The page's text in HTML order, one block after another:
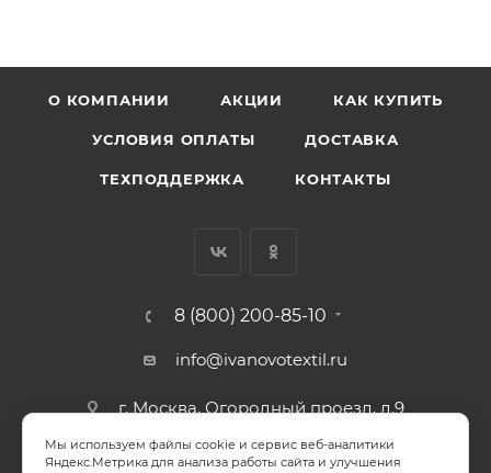
О КОМПАНИИ АКЦИИ КАК КУПИТЬ
УСЛОВИЯ ОПЛАТЫ ДОСТАВКА
ТЕХПОДДЕРЖКА КОНТАКТЫ
8 (800) 200-85-10
info@ivanovotextil.ru
г. Москва, Огородный проезд, д.9
СОГЛАСИЕ НА ОБРАБОТКУ ПЕРСОНАЛЬНЫХ ДАННЫХ
Мы используем файлы cookie и сервис веб-аналитики
Яндекс.Метрика для анализа работы сайта и улучшения